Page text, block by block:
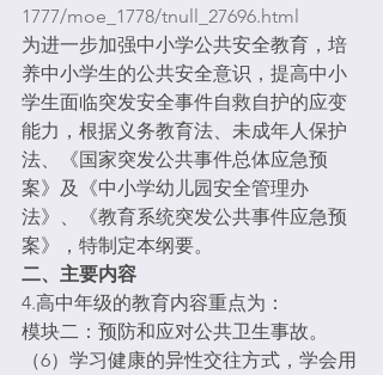
1777/moe_1778/tnull_27696.html
为进一步加强中小学公共安全教育，培
养中小学生的公共安全意识，提高中小
学生面临突发安全事件自救自护的应变
能力，根据义务教育法、未成年人保护
法、《国家突发公共事件总体应急预
案》及《中小学幼儿园安全管理办
法》、《教育系统突发公共事件应急预
案》，特制定本纲要。
二、主要内容
4.高中年级的教育内容重点为：
模块二：预防和应对公共卫生事故。
（6）学习健康的异性交往方式，学会用